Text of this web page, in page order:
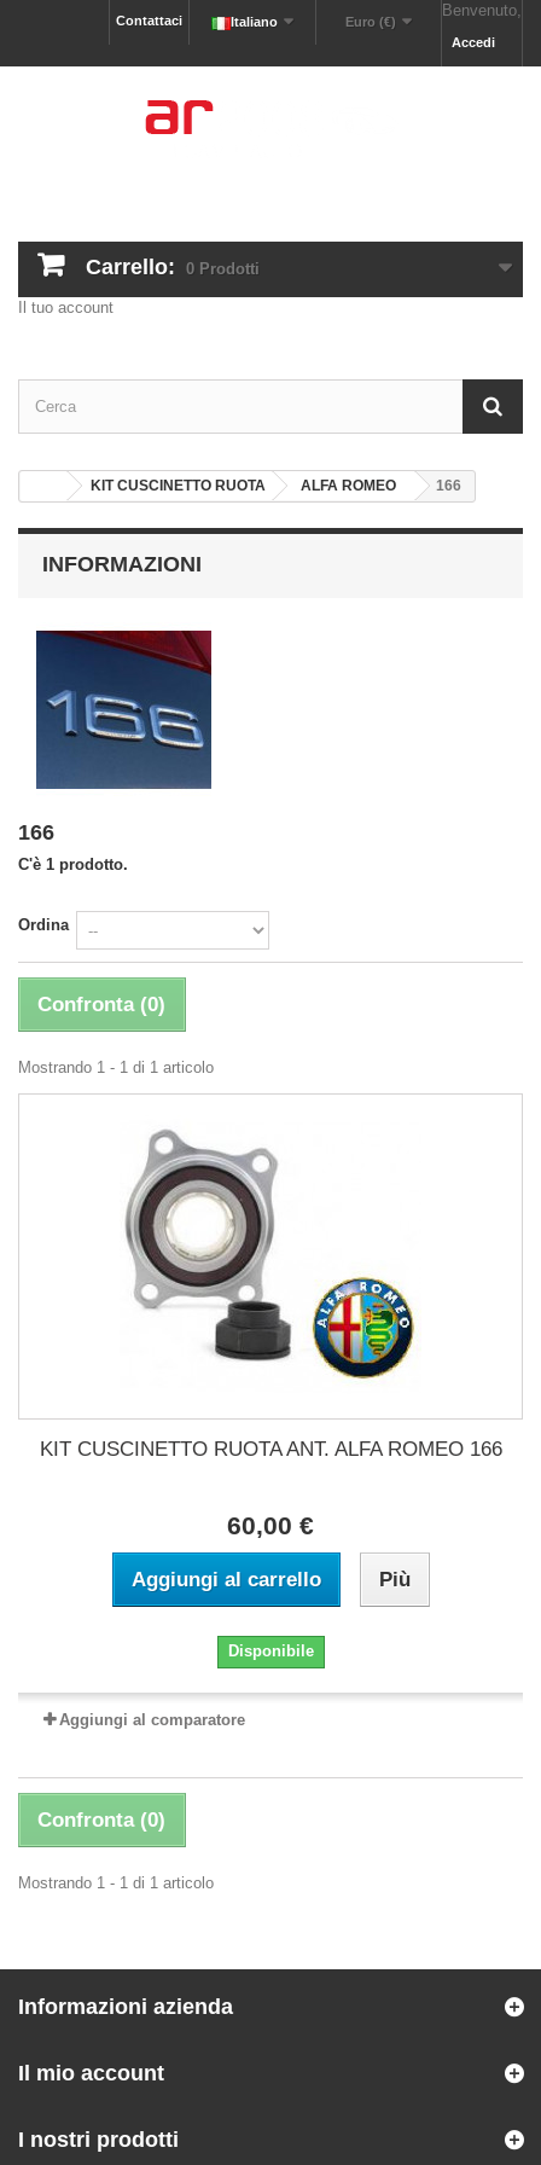
Benvenuto,
Accedi
Euro (€)
Italiano
Contattaci
Carrello: 0 Prodotti
Il tuo account
KIT CUSCINETTO RUOTA ALFA ROMEO 166
INFORMAZIONI
166
C'è 1 prodotto.
Ordina
Confronta (0)
Mostrando 1 - 1 di 1 articolo
KIT CUSCINETTO RUOTA ANT. ALFA ROMEO 166
60,00 €
Aggiungi al carrello Più
Disponibile
Aggiungi al comparatore
Confronta (0)
Mostrando 1 - 1 di 1 articolo
Informazioni azienda
Il mio account
I nostri prodotti